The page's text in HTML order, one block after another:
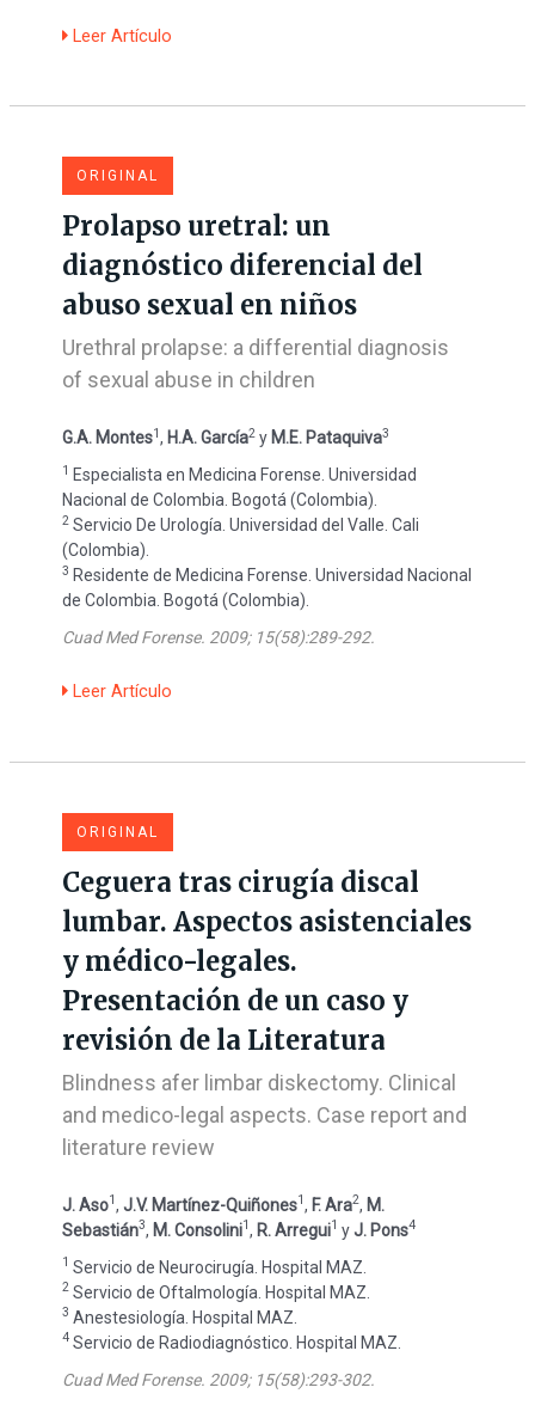
Leer Artículo
ORIGINAL
Prolapso uretral: un
diagnóstico diferencial del
abuso sexual en niños
Urethral prolapse: a differential diagnosis
of sexual abuse in children
G.A. Montes1, H.A. García2y M.E. Pataquiva3
1 Especialista en Medicina Forense. Universidad
Nacional de Colombia. Bogotá (Colombia).
2Servicio De Urología. Universidad del Valle. Cali
(Colombia).
3 Residente de Medicina Forense. Universidad Nacional
de Colombia. Bogotá (Colombia).
Cuad Med Forense. 2009; 15(58):289-292.
Leer Artículo
ORIGINAL
Ceguera tras cirugía discal
lumbar. Aspectos asistenciales
y médico-legales.
Presentación de un caso y
revisión de la Literatura
Blindness afer limbar diskectomy. Clinical
and medico-legal aspects. Case report and
literature review
J. Aso1 , J.V. Martínez-Quiñones1 , F. Ara2, M.
Sebastián3, M. Consolini1 , R. Arregui1 y J. Pons4
1 Servicio de Neurocirugía. Hospital MAZ.
2Servicio de Oftalmología. Hospital MAZ.
3 Anestesiología. Hospital MAZ.
4Servicio de Radiodiagnóstico. Hospital MAZ.
Cuad Med Forense. 2009; 15(58):293-302.